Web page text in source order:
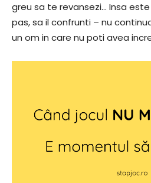
greu sa te revansezi… Insa
pas, sa il confrunti – nu
un om in care nu poti avea